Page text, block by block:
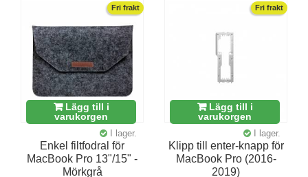
Fri frakt
Lägg till i
varukorgen
I lager.
Enkel filtfodral för
MacBook Pro 13"/15" -
Mörkgrå
Fri frakt
Lägg till i
varukorgen
I lager.
Klipp till enter-knapp för
MacBook Pro (2016-
2019)